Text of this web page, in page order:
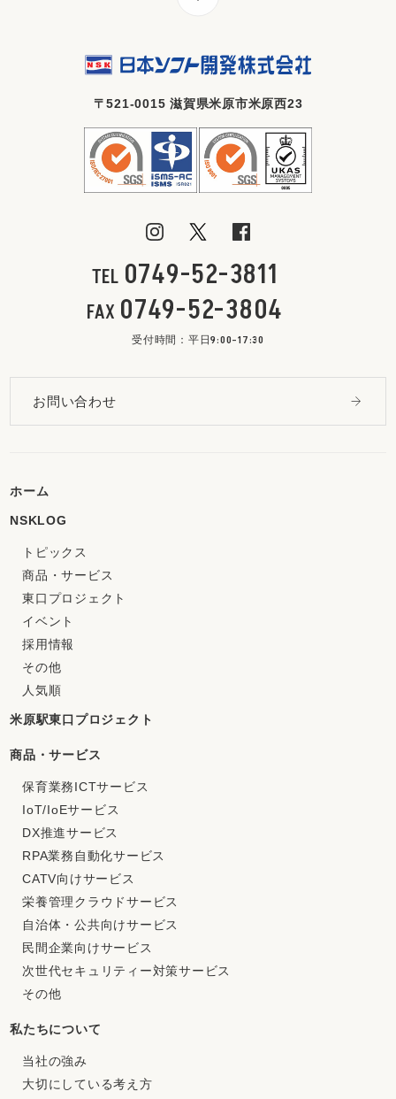
〒521-0015 滋賀県米原市米原西23
TEL 0749-52-3811
FAX 0749-52-3804
受付時間：平日9:00-17:30
お問い合わせ
ホーム
NSKLOG
トピックス
商品・サービス
東口プロジェクト
イベント
採用情報
その他
人気順
米原駅東口プロジェクト
商品・サービス
保育業務ICTサービス
IoT/IoEサービス
DX推進サービス
RPA業務自動化サービス
CATV向けサービス
栄養管理クラウドサービス
自治体・公共向けサービス
民間企業向けサービス
次世代セキュリティー対策サービス
その他
私たちについて
当社の強み
大切にしている考え方